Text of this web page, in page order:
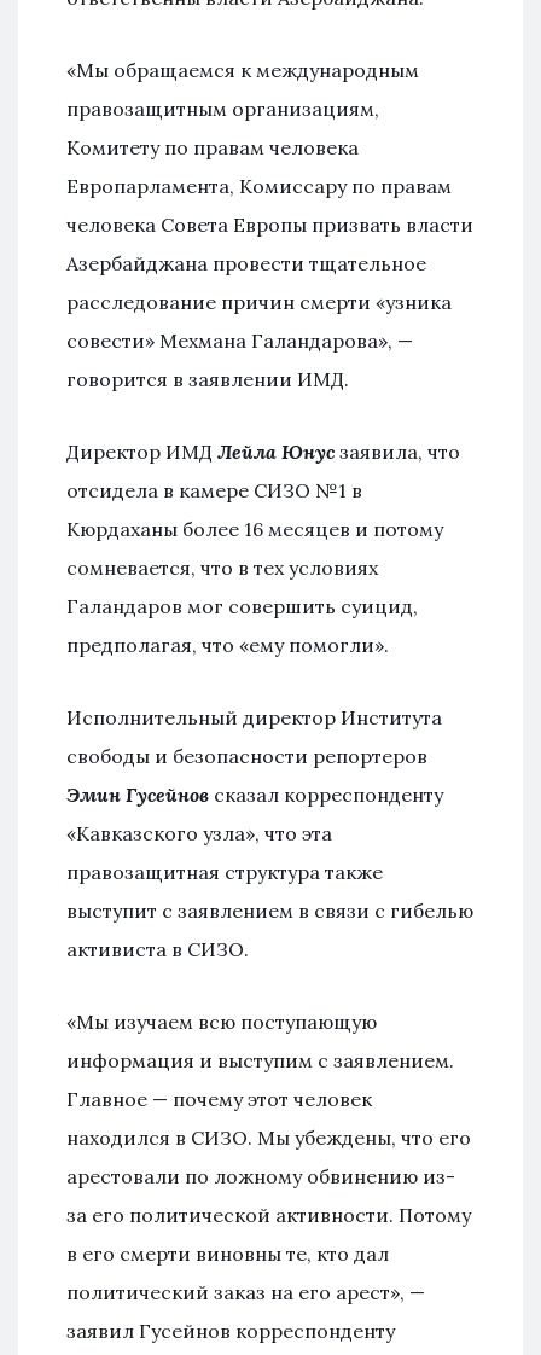
«Мы обращаемся к международным
правозащитным организациям,
Комитету по правам человека
Европарламента, Комиссару по правам
человека Совета Европы призвать власти
Азербайджана провести тщательное
расследование причин смерти «узника
совести» Мехмана Галандарова», —
говорится в заявлении ИМД.
Директор ИМД Лейла Юнус заявила, что
отсидела в камере СИЗО №1 в
Кюрдаханы более 16 месяцев и потому
сомневается, что в тех условиях
Галандаров мог совершить суицид,
предполагая, что «ему помогли».
Исполнительный директор Института
свободы и безопасности репортеров
Эмин Гусейнов сказал корреспонденту
«Кавказского узла», что эта
правозащитная структура также
выступит с заявлением в связи с гибелью
активиста в СИЗО.
«Мы изучаем всю поступающую
информация и выступим с заявлением.
Главное — почему этот человек
находился в СИЗО. Мы убеждены, что его
арестовали по ложному обвинению из-
за его политической активности. Потому
в его смерти виновны те, кто дал
политический заказ на его арест», —
заявил Гусейнов корреспонденту